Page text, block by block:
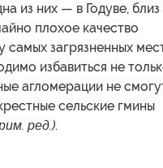
из них — в Годуве, близ
плохое качество
самых загрязненных
избавиться не
агломерации не
сельские гмины
ред.).